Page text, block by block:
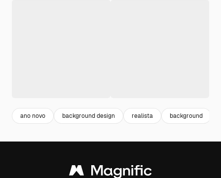
ano novo background design realista background